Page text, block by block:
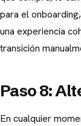
para el
una experiencia
transición
Paso 8:
En cualquier